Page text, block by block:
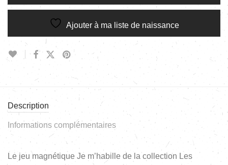
Ajouter à ma liste de naissance
Description
Informations complémentaires
Le jeu magnétique Je m’habille de la collection Les